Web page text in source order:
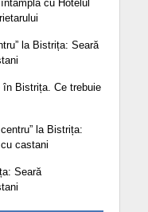
cu Hotelul
la Bistrița: Seară
în Bistrița. Ce trebuie
la Bistrița:
castani
Seară